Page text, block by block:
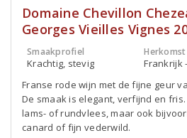
Domaine Chevillon
Georges Vieilles Vignes
Smaakprofiel
Krachtig, stevig
Herkomst
Frankrijk
Franse rode wijn met de fijne geur
De smaak is elegant, verfijnd en
lams- of rundvlees, maar ook
canard of fijn vederwild.